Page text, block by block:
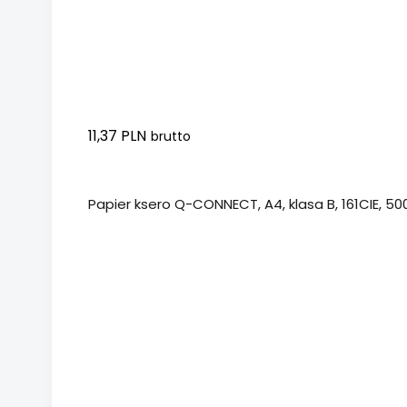
11,37 PLN brutto
Papier ksero Q-CONNECT, A4, klasa B, 161CIE,